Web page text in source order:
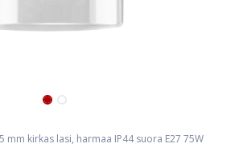
mm kirkas lasi, harmaa IP44 suora E27 75W